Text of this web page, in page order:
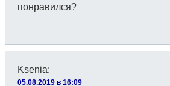
понравился?
Ksenia:
05.08.2019 в 16:09